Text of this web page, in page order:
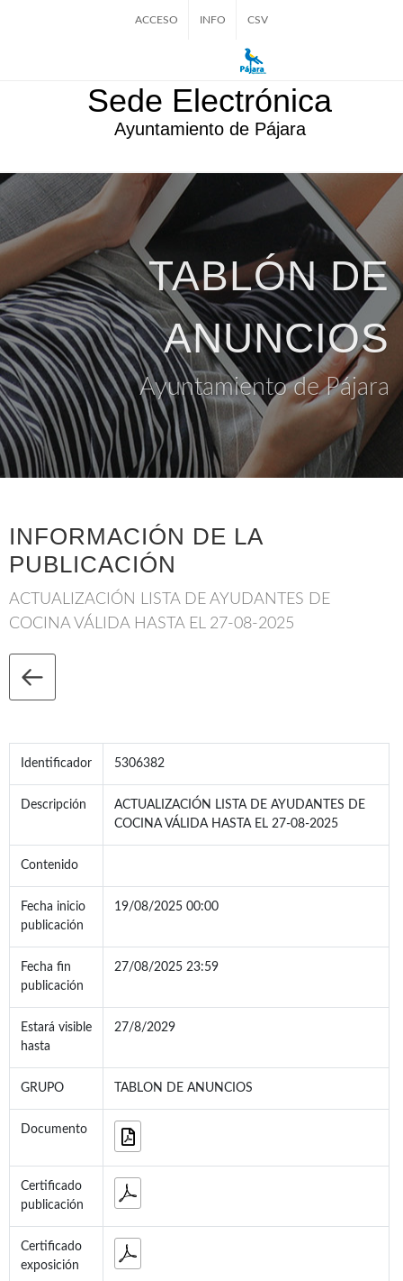
ACCESO INFO CSV
Sede Electrónica
Ayuntamiento de Pájara
TABLÓN DE
ANUNCIOS
Ayuntamiento de Pájara
INFORMACIÓN DE LA
PUBLICACIÓN
ACTUALIZACIÓN LISTA DE AYUDANTES DE
COCINA VÁLIDA HASTA EL 27-08-2025
Identificador 5306382
Descripción
ACTUALIZACIÓN LISTA DE AYUDANTES DE
COCINA VÁLIDA HASTA EL 27-08-2025
Contenido
Fecha inicio
publicación
19/08/2025 00:00
Fecha fin
publicación
27/08/2025 23:59
Estará visible
hasta
27/8/2029
GRUPO TABLON DE ANUNCIOS
Documento
Certificado
publicación
Certificado
exposición